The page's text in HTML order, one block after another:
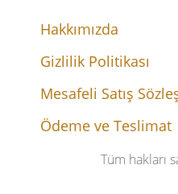
Hakkımızda
Gizlilik Politikası
Mesafeli Satış
Ödeme ve Teslimat
Tüm hakları